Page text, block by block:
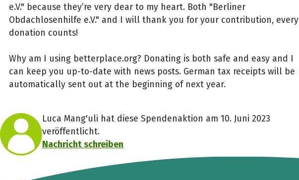
e.V." because they’re very dear to my heart. Both "Berliner
Obdachlosenhilfe e.V." and I will thank you for your contribution, every
donation counts!
Why am I using betterplace.org? Donating is both safe and easy and I
can keep you up-to-date with news posts. German tax receipts will be
automatically sent out at the beginning of next year.
Luca Mang'uli hat diese Spendenaktion am 10. Juni 2023
veröffentlicht.
Nachricht schreiben